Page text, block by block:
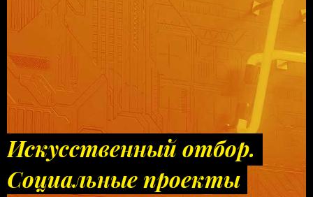
Искусственный отбор.
Социальные проекты